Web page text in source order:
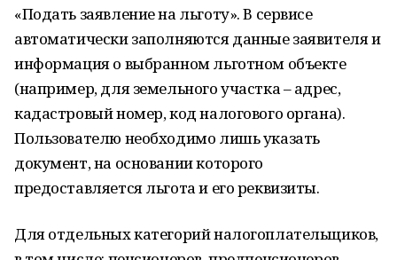
«Подать заявление на льготу». В сервисе
автоматически заполняются данные заявителя и
информация о выбранном льготном объекте
(например, для земельного участка – адрес,
кадастровый номер, код налогового органа).
Пользователю необходимо лишь указать
документ, на основании которого
предоставляется льгота и его реквизиты.
Для отдельных категорий налогоплательщиков,